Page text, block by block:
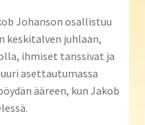
Johanson osallistuu
keskitalven juhlaan,
ihmiset tanssivat ja
asettautumassa
ääreen, kun Jakob